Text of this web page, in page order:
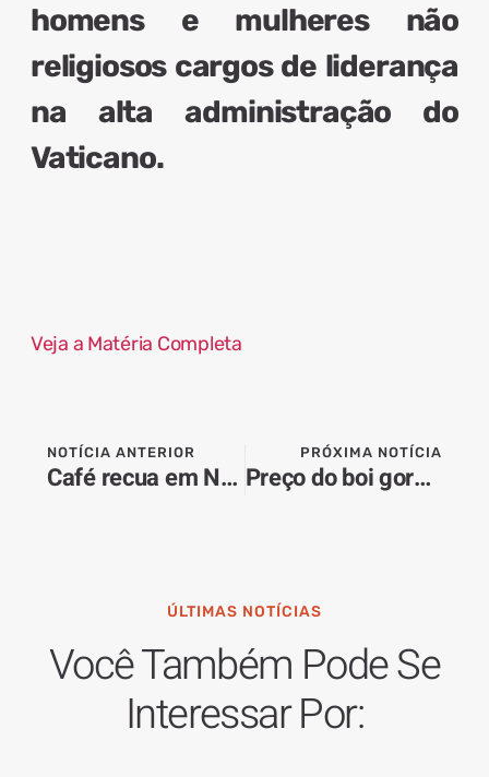
homens e mulheres não
religiosos cargos de liderança
na alta administração do
Vaticano.
Veja a Matéria Completa
NOTÍCIA ANTERIOR
Café recua em Nova York com previsão de safra recorde no Brasil
PRÓXIMA NOTÍCIA
Preço do boi gordo sobe R$2 por arroba no início de junho
ÚLTIMAS NOTÍCIAS
Você Também Pode Se
Interessar Por: